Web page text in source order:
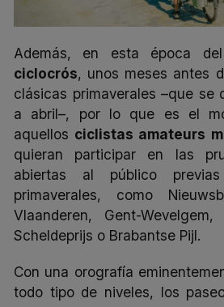
Además, en esta época
ciclocrós, unos meses antes
clásicas primaverales –que se
a abril–, por lo que es el
aquellos ciclistas amateurs
quieran participar en las
abiertas al público
primaverales, como
Vlaanderen, Gent-
Scheldeprijs o Brabantse Pijl.
Con una orografía
todo tipo de niveles, los